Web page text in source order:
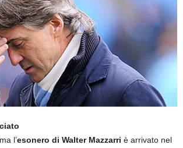
l’esonero di Walter Mazzarri è arrivato nel